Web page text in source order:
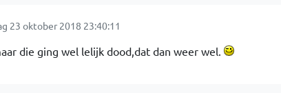
23 oktober 2018 23:40:11
die ging wel lelijk dood,dat dan weer wel.